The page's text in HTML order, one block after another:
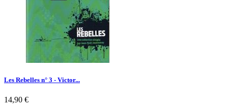
Les Rebelles n° 3 - Victor...
Prix
14,90 €